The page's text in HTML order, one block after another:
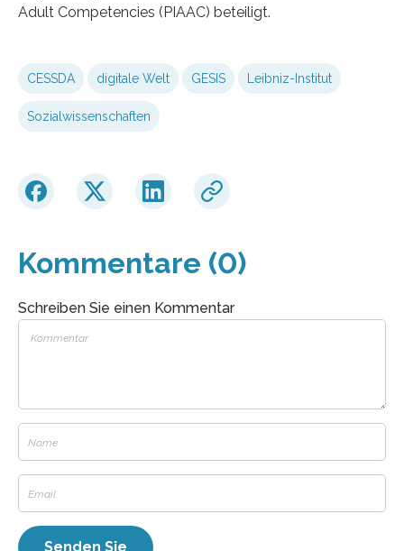
Adult Competencies (PIAAC) beteiligt.
CESSDA digitale Welt GESIS Leibniz-Institut
Sozialwissenschaften
Kommentare (0)
Schreiben Sie einen Kommentar